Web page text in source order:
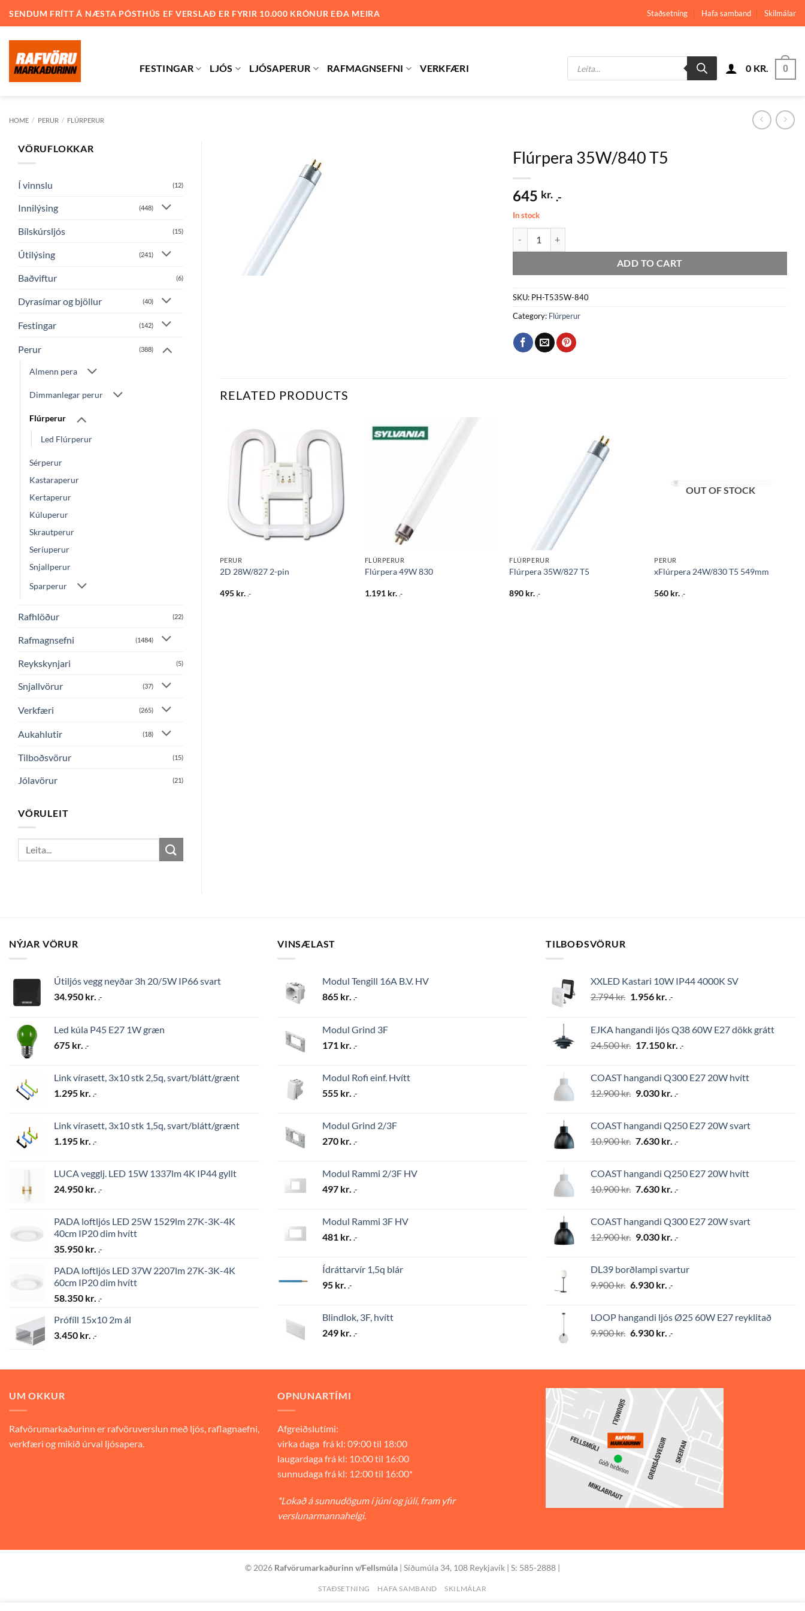
SENDUM FRÍTT Á NÆSTA PÓSTHÚS EF VERSLAÐ ER FYRIR 10.000 KRÓNUR EÐA MEIRA Staðsetning Hafa samband Skilmálar
FESTINGAR LJÓS LJÓSAPERUR RAFMAGNSEFNI VERKFÆRI
Products
search
0 KR. 0
HOME / PERUR / FLÚRPERUR
VÖRUFLOKKAR
Í vinnslu (12)
Innilýsing (448)
Bílskúrsljós (15)
Útilýsing (241)
Baðviftur (6)
Dyrasímar og bjöllur (40)
Festingar (142)
Perur (388)
Almenn pera
Dimmanlegar perur
Flúrperur
Led Flúrperur
Sérperur
Kastaraperur
Kertaperur
Kúluperur
Skrautperur
Seríuperur
Snjallperur
Sparperur
Rafhlöður (22)
Rafmagnsefni (1484)
Reykskynjari (5)
Snjallvörur (37)
Verkfæri (265)
Aukahlutir (18)
Tilboðsvörur (15)
Jólavörur (21)
VÖRULEIT
Search
for:
Flúrpera 35W/840 T5
645 kr. .-
In stock
ADD TO CART
SKU: PH-T535W-840
Category: Flúrperur
RELATED PRODUCTS
óskalista
PERUR
2D 28W/827 2-pin
495 kr. .-
FLÚRPERUR
Flúrpera 49W 830
1.191 kr. .-
FLÚRPERUR
Flúrpera 35W/827 T5
890 kr. .-
OUT OF STOCK
PERUR
xFlúrpera 24W/830 T5 549mm
560 kr. .-
við á
óskalista
133
NÝJAR VÖRUR
Útiljós vegg neyðar 3h 20/5W IP66 svart
34.950 kr. .-
Led kúla P45 E27 1W græn
675 kr. .-
Link vírasett, 3x10 stk 2,5q, svart/blátt/grænt
1.295 kr. .-
Link vírasett, 3x10 stk 1,5q, svart/blátt/grænt
1.195 kr. .-
LUCA vegglj. LED 15W 1337lm 4K IP44 gyllt
24.950 kr. .-
PADA loftljós LED 25W 1529lm 27K-3K-4K
40cm IP20 dim hvítt
35.950 kr. .-
PADA loftljós LED 37W 2207lm 27K-3K-4K
60cm IP20 dim hvítt
58.350 kr. .-
Prófíll 15x10 2m ál
3.450 kr. .-
VINSÆLAST
Modul Tengill 16A B.V. HV
865 kr. .-
Modul Grind 3F
171 kr. .-
Modul Rofi einf. Hvítt
555 kr. .-
Modul Grind 2/3F
270 kr. .-
Modul Rammi 2/3F HV
497 kr. .-
Modul Rammi 3F HV
481 kr. .-
Ídráttarvír 1,5q blár
95 kr. .-
Blindlok, 3F, hvítt
249 kr. .-
TILBOÐSVÖRUR
XXLED Kastari 10W IP44 4000K SV
2.794kr. Original
2.794 kr..
1.956 kr. Current
1.956 kr..
.-
EJKA hangandi ljós Q38 60W E27 dökk grátt
24.500kr. Original
24.500 kr..
17.150 kr. Current
17.150 kr..
.-
COAST hangandi Q300 E27 20W hvítt
12.900kr. Original
12.900 kr..
9.030 kr. Current
9.030 kr..
.-
COAST hangandi Q250 E27 20W svart
10.900kr. Original
10.900 kr..
7.630 kr. Current
7.630 kr..
.-
COAST hangandi Q250 E27 20W hvítt
10.900kr. Original
10.900 kr..
7.630 kr. Current
7.630 kr..
.-
COAST hangandi Q300 E27 20W svart
12.900kr. Original
12.900 kr..
9.030 kr. Current
9.030 kr..
.-
DL39 borðlampi svartur
9.900kr. Original
9.900 kr..
6.930 kr. Current
6.930 kr..
.-
LOOP hangandi ljós Ø25 60W E27 reyklitað
9.900kr. Original
9.900 kr..
6.930 kr. Current
6.930 kr..
.-
UM OKKUR
Rafvörumarkaðurinn er rafvöruverslun með ljós, raflagnaefni,
verkfæri og mikið úrval ljósapera.
OPNUNARTÍMI
Afgreiðslutími:
virka daga frá kl: 09:00 til 18:00
laugardaga frá kl: 10:00 til 16:00
sunnudaga frá kl: 12:00 til 16:00*
*Lokað á sunnudögum í júní og júlí, fram yfir
verslunarmannahelgi.
© 2026 Rafvörumarkaðurinn v/Fellsmúla | Síðumúla 34, 108 Reykjavík | S: 585-2888 |
STAÐSETNING HAFA SAMBAND SKILMÁLAR